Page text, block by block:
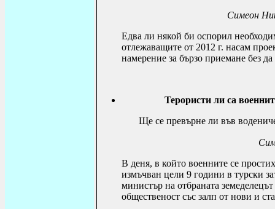
Симеон
Едва ли някой би оспорил
отлежаващите от 2012 г. насам
намерение за бързо приемане без
Терористи ли са
Ще се превърне ли във
В деня, в който военните се
измъчван цели 9 години в турски
министър на отбраната
общественост със залп от нови и